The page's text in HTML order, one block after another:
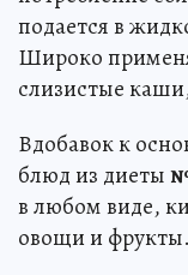
подается в
Широко
слизистые
Вдобавок к
блюд из диеты
в любом виде,
овощи и фрукты.